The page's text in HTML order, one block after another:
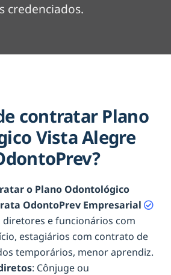
credenciados.
contratar Plano
Vista Alegre
o Plano Odontológico
OdontoPrev Empresarial
diretores e funcionários com
estagiários com contrato de
temporários, menor aprendiz.
: Cônjuge ou